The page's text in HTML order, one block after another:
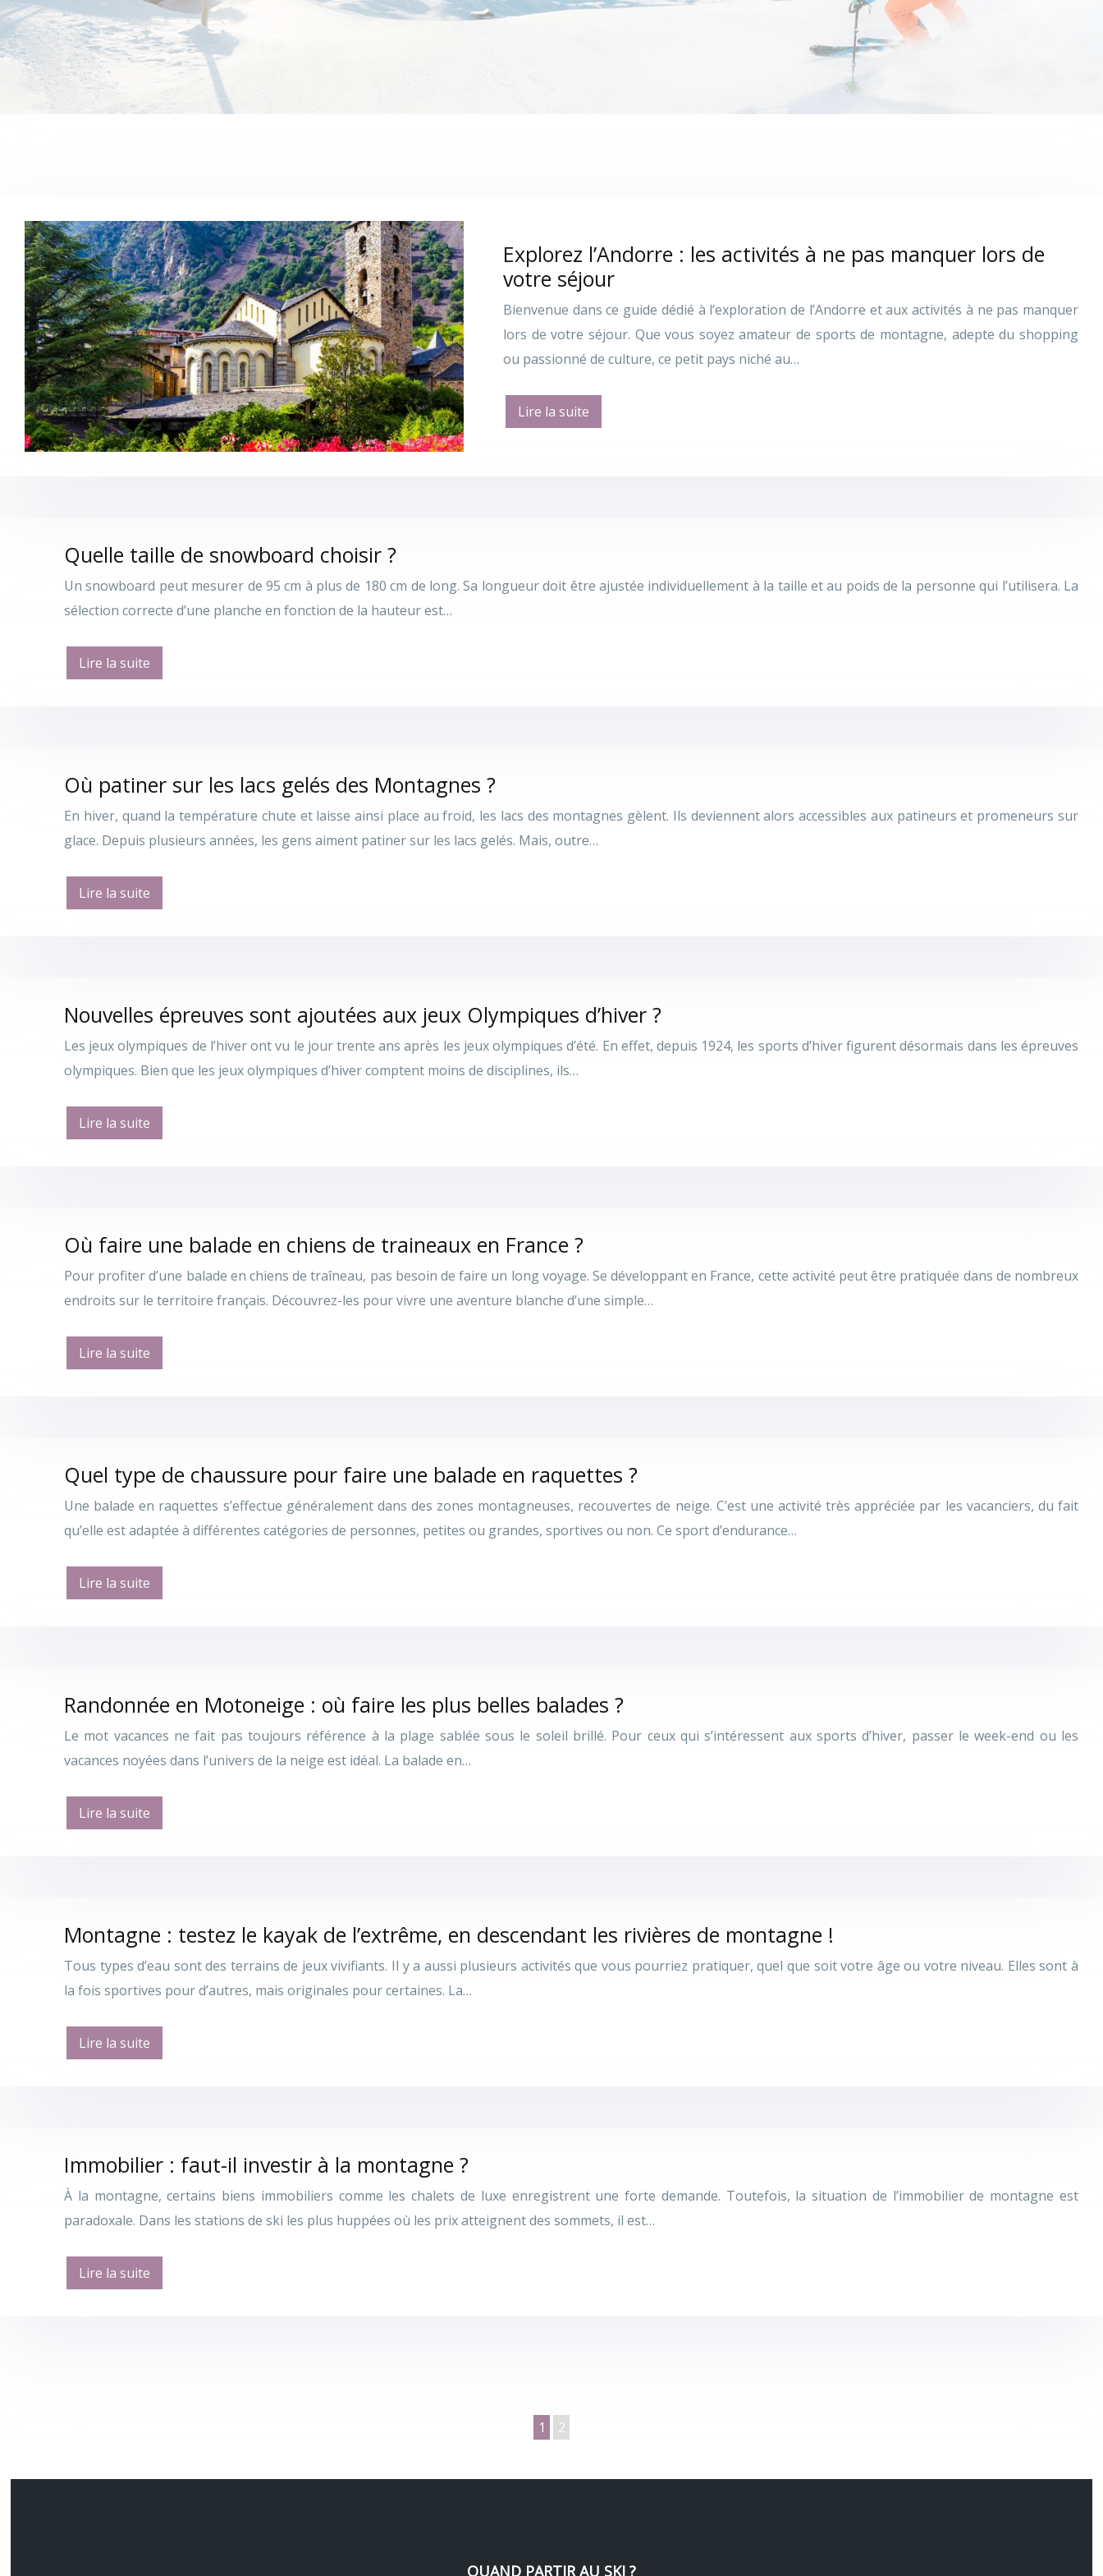
Explorez l’Andorre : les activités à ne pas manquer lors de
votre séjour
Bienvenue dans ce guide dédié à l’exploration de l’Andorre et aux activités à ne pas manquer
lors de votre séjour. Que vous soyez amateur de sports de montagne, adepte du shopping
ou passionné de culture, ce petit pays niché au…
Lire la suite
Quelle taille de snowboard choisir ?
Un snowboard peut mesurer de 95 cm à plus de 180 cm de long. Sa longueur doit être ajustée individuellement à la taille et au poids de la personne qui l’utilisera. La
sélection correcte d’une planche en fonction de la hauteur est…
Lire la suite
Où patiner sur les lacs gelés des Montagnes ?
En hiver, quand la température chute et laisse ainsi place au froid, les lacs des montagnes gèlent. Ils deviennent alors accessibles aux patineurs et promeneurs sur
glace. Depuis plusieurs années, les gens aiment patiner sur les lacs gelés. Mais, outre…
Lire la suite
Nouvelles épreuves sont ajoutées aux jeux Olympiques d’hiver ?
Les jeux olympiques de l’hiver ont vu le jour trente ans après les jeux olympiques d’été. En effet, depuis 1924, les sports d’hiver figurent désormais dans les épreuves
olympiques. Bien que les jeux olympiques d’hiver comptent moins de disciplines, ils…
Lire la suite
Où faire une balade en chiens de traineaux en France ?
Pour profiter d’une balade en chiens de traîneau, pas besoin de faire un long voyage. Se développant en France, cette activité peut être pratiquée dans de nombreux
endroits sur le territoire français. Découvrez-les pour vivre une aventure blanche d’une simple…
Lire la suite
Quel type de chaussure pour faire une balade en raquettes ?
Une balade en raquettes s’effectue généralement dans des zones montagneuses, recouvertes de neige. C’est une activité très appréciée par les vacanciers, du fait
qu’elle est adaptée à différentes catégories de personnes, petites ou grandes, sportives ou non. Ce sport d’endurance…
Lire la suite
Randonnée en Motoneige : où faire les plus belles balades ?
Le mot vacances ne fait pas toujours référence à la plage sablée sous le soleil brillé. Pour ceux qui s’intéressent aux sports d’hiver, passer le week-end ou les
vacances noyées dans l’univers de la neige est idéal. La balade en…
Lire la suite
Montagne : testez le kayak de l’extrême, en descendant les rivières de montagne !
Tous types d’eau sont des terrains de jeux vivifiants. Il y a aussi plusieurs activités que vous pourriez pratiquer, quel que soit votre âge ou votre niveau. Elles sont à
la fois sportives pour d’autres, mais originales pour certaines. La…
Lire la suite
Immobilier : faut-il investir à la montagne ?
À la montagne, certains biens immobiliers comme les chalets de luxe enregistrent une forte demande. Toutefois, la situation de l’immobilier de montagne est
paradoxale. Dans les stations de ski les plus huppées où les prix atteignent des sommets, il est…
Lire la suite
1 2
QUAND PARTIR AU SKI ?